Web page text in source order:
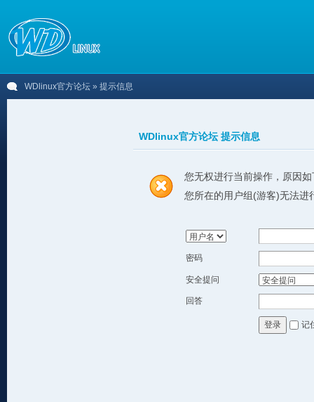
WDlinux官方论坛 » 提示信息
WDlinux官方论坛 提示信息
您无权进行当前操作，原因如
您所在的用户组(游客)无法进
密码
安全提问
回答
登录 记